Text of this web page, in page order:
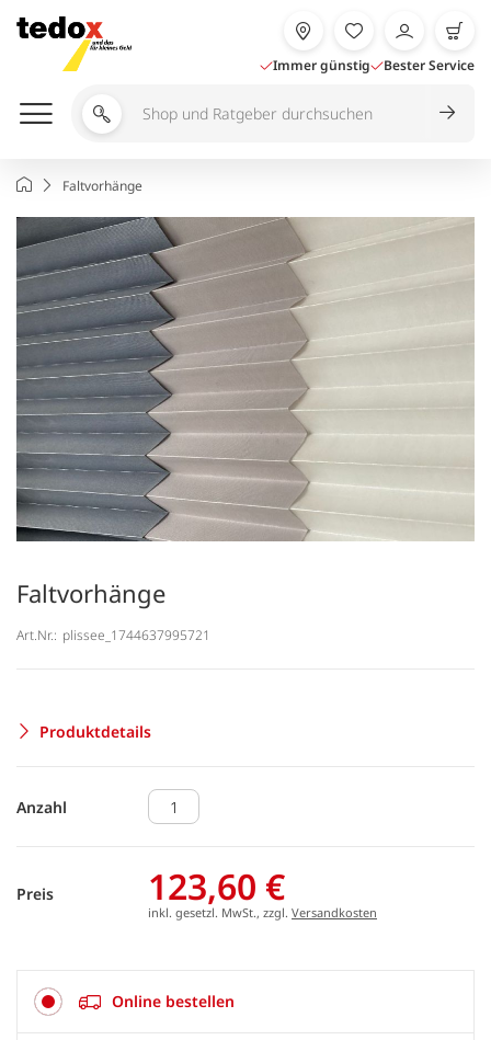
Inhalt
springen
Immer günstig Bester Service
Shop
durchsuchen
StartseiteFaltvorhänge
Faltvorhänge
Art.Nr.: plissee_1744637995721
Produktdetails
Anzahl
Preis 123,60 €
inkl. gesetzl. MwSt., zzgl. Versandkosten
Online bestellen